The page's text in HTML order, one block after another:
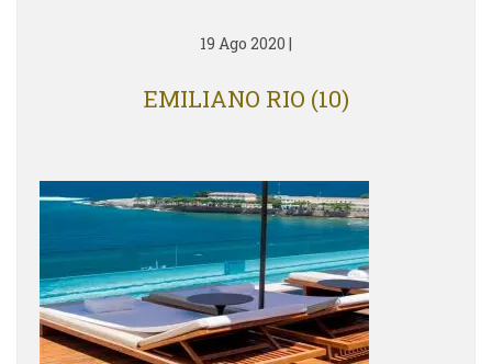
19 Ago 2020 |
EMILIANO RIO (10)